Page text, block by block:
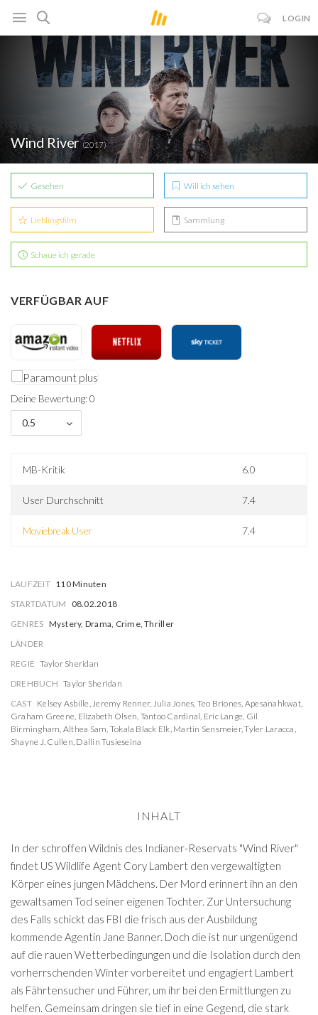
LOGIN
Wind River(2017)
Gesehen Will ich sehen
Lieblingsfilm Sammlung
Schaue ich gerade
VERFÜGBAR AUF
Deine Bewertung: 0
0.5
MB-Kritik 6.0
User Durchschnitt 7.4
Moviebreak User 7.4
LAUFZEIT 110 Minuten
STARTDATUM
08.02.2018
GENRES Mystery, Drama, Crime, Thriller
LÄNDER
REGIE Taylor Sheridan
DREHBUCH Taylor Sheridan
CAST Kelsey Asbille,Jeremy Renner, Julia Jones, Teo Briones, Apesanahkwat,
Graham Greene, Elizabeth Olsen, Tantoo Cardinal, Eric Lange, Gil
Birmingham, Althea Sam, Tokala Black Elk, Martin Sensmeier,Tyler Laracca,
Shayne J. Cullen, Dallin Tusieseina
INHALT
In der schroffen Wildnis des Indianer-Reservats "Wind River"
findet US Wildlife Agent Cory Lambert den vergewaltigten
Körper eines jungen Mädchens. Der Mord erinnert ihn an den
gewaltsamen Tod seiner eigenen Tochter. Zur Untersuchung
des Falls schickt das FBI die frisch aus der Ausbildung
kommende Agentin Jane Banner. Doch die ist nur ungenügend
auf die rauen Wetterbedingungen und die Isolation durch den
vorherrschenden Winter vorbereitet und engagiert Lambert
als Fährtensucher und Führer, um ihr bei den Ermittlungen zu
helfen. Gemeinsam dringen sie tief in eine Gegend, die stark